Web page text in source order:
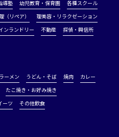
導塾 幼児教育・保育園
各種スクール
（リペア）
理美容・リラクゼーション
ンランドリー 不動産
探偵・興信所
ラーメン うどん・そば 焼肉
カレー
たこ焼き・お好み焼き
ーツ その他飲食